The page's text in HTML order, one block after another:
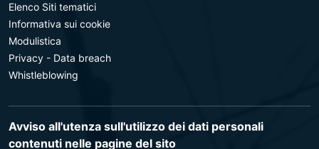
Elenco Siti tematici
Informativa sui cookie
Modulistica
Privacy - Data breach
Whistleblowing
Avviso all'utenza sull'utilizzo dei dati personali
contenuti nelle pagine del sito